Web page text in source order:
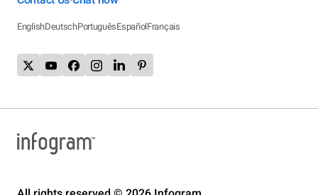
EnglishDeutschPortuguêsEspañolFrançais